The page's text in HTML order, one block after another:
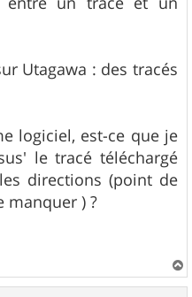
Utagawa : des tracés
logiciel, est-ce que je
le tracé téléchargé
directions (point de
manquer ) ?
a